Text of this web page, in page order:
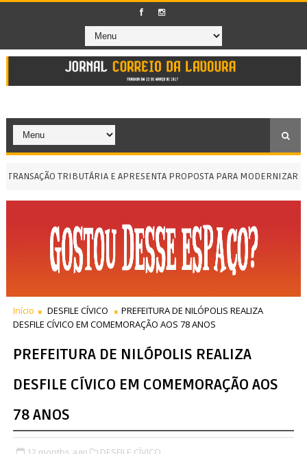
TRIBUTÁRIA E APRESENTA PROPOSTA PARA MODERNIZAR
Início DESFILE CÍVICO
PREFEITURA DE NILÓPOLIS REALIZA
DESFILE CÍVICO EM COMEMORAÇÃO AOS 78 ANOS
PREFEITURA DE NILÓPOLIS REALIZA
DESFILE CÍVICO EM COMEMORAÇÃO AOS
78 ANOS